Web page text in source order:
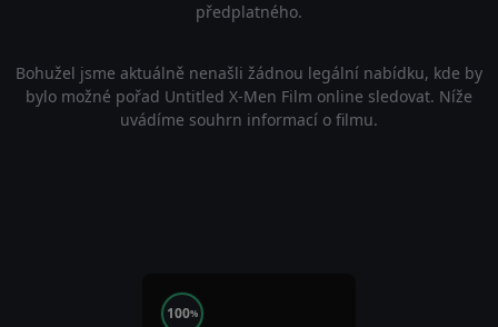
předplatného.
Bohužel jsme aktuálně nenašli žádnou legální nabídku, kde by
bylo možné pořad Untitled X-Men Film online sledovat. Níže
uvádíme souhrn informací o filmu.
100%